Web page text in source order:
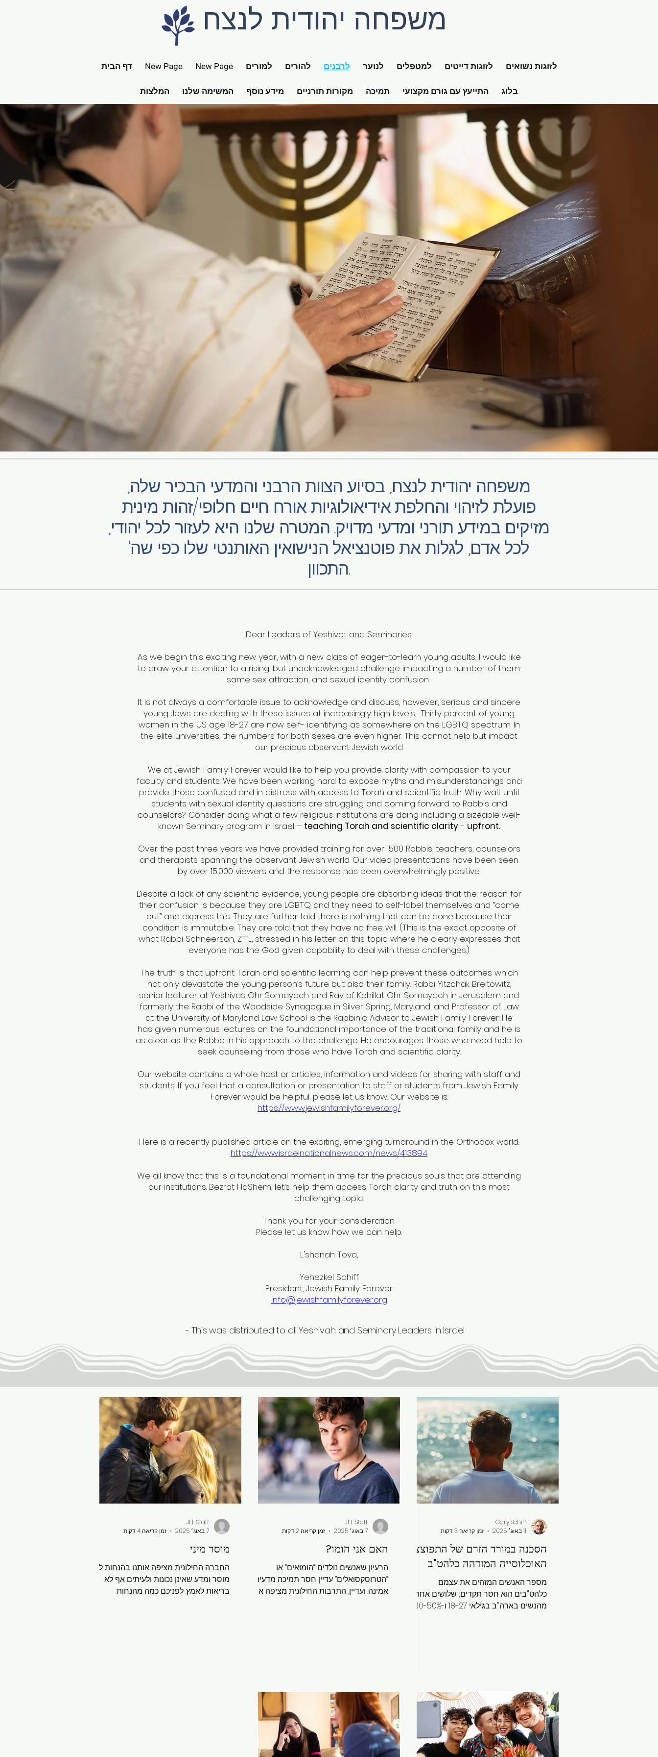
משפחה יהודית לנצח
דף הבית New Page New Page למורים להורים לרבנים לנוער למטפלים לזוגות דייטים לזוגות נשואים
המלצות המשימה שלנו מידע נוסף מקורות תורניים תמיכה התייעץ עם גורם מקצועי בלוג
משפחה יהודית לנצח, בסיוע הצוות הרבני והמדעי הבכיר שלה,
פועלת לזיהוי והחלפת אידיאולוגיות אורח חיים חלופי/זהות מינית
מזיקים במידע תורני ומדעי מדויק. המטרה שלנו היא לעזור לכל יהודי,
לכל אדם, לגלות את פוטנציאל הנישואין האותנטי שלו כפי שה'
התכוון.
Dear Leaders of Yeshivot and Seminaries:
As we begin this exciting new year, with a new class of eager-to-learn young adults, I would like
to draw your attention to a rising, but unacknowledged challenge impacting a number of them:
same sex attraction, and sexual identity confusion.
It is not always a comfortable issue to acknowledge and discuss, however, serious and sincere
young Jews are dealing with these issues at increasingly high levels. Thirty percent of young
women in the US age 18-27 are now self- identifying as somewhere on the LGBTQ spectrum. In
the elite universities, the numbers for both sexes are even higher. This cannot help but impact
our precious observant Jewish world.
We at Jewish Family Forever would like to help you provide clarity with compassion to your
faculty and students. We have been working hard to expose myths and misunderstandings and
provide those confused and in distress with access to Torah and scientific truth. Why wait until
students with sexual identity questions are struggling and coming forward to Rabbis and
counselors? Consider doing what a few religious institutions are doing including a sizeable well-
known Seminary program in Israel – teaching Torah and scientific clarity- upfront.
Over the past three years we have provided training for over 1500 Rabbis, teachers, counselors
and therapists spanning the observant Jewish world. Our video presentations have been seen
by over 15,000 viewers and the response has been overwhelmingly positive.
Despite a lack of any scientific evidence, young people are absorbing ideas that the reason for
their confusion is because they are LGBTQ and they need to self-label themselves and “come
out” and express this. They are further told there is nothing that can be done because their
condition is immutable. They are told that they have no free will. (This is the exact opposite of
what Rabbi Schneerson, ZT”L, stressed in his letter on this topic where he clearly expresses that
everyone has the God given capability to deal with these challenges.)
The truth is that upfront Torah and scientific learning can help prevent these outcomes which
not only devastate the young person’s future but also their family. Rabbi Yitzchak Breitowitz,
senior lecturer at Yeshivas Ohr Somayach and Rav of Kehillat Ohr Somayach in Jerusalem and
formerly the Rabbi of the Woodside Synagogue in Silver Spring, Maryland, and Professor of Law
at the University of Maryland Law School is the Rabbinic Advisor to Jewish Family Forever. He
has given numerous lectures on the foundational importance of the traditional family and he is
as clear as the Rebbe in his approach to the challenge. He encourages those who need help to
seek counseling from those who have Torah and scientific clarity.
Our website contains a whole host or articles, information and videos for sharing with staff and
students. If you feel that a consultation or presentation to staff or students from Jewish Family
Forever would be helpful, please let us know. Our website is:
https://www.jewishfamilyforever.org/
Here is a recently published article on the exciting, emerging turnaround in the Orthodox world:
https://www.israelnationalnews.com/news/413894
We all know that this is a foundational moment in time for the precious souls that are attending
our institutions. Bezrat HaShem, let’s help them access Torah clarity and truth on this most
challenging topic.
Thank you for your consideration.
Please let us know how we can help.
L'shanah Tova,
Yehezkel Schiff
President, Jewish Family Forever
info@jewishfamilyforever.org
- This was distributed to all Yeshivah and Seminary Leaders in Israel.
הסכנה במורד הזרם של התפוצצות
האוכלוסייה המזדהה כלהט"ב
מספר האנשים המזהים את עצמם
כלהט"בים הוא חסר תקדים; שלושים אחוז
מהנשים בארה"ב בגילאי 18-27 ו-30-50%
Gary Schiff
11 באוג׳ 2025
זמן קריאה 3 דקות
האם אני הומו?
הרעיון שאנשים נולדים “הומואים” או
“הטרוסקסואלים” עדיין חסר תמיכה מדעית
אמינה. ועדיין, התרבות החילונית מציפה אותנו
ומעצים. 8 סיבות לכך שאנשים חושבים “אני
הומו”: כדי למלא צרכים
JFF Staff
7 באוג׳ 2025
זמן קריאה 2 דקות
מוסר מיני
החברה החילונית מציפה אותנו בהנחות לגבי
מוסר ומדע שאינן נכונות ולעיתים אף לא
בריאות לאמץ. לפניכם כמה מהנחות
JFF Staff
7 באוג׳ 2025
זמן קריאה 4 דקות